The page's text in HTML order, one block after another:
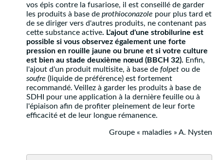
vos épis contre la fusariose, il est conseillé de garder
les produits à base de prothioconazole pour plus tard et
de se diriger vers d'autres produits, ne contenant pas
cette substance active. L'ajout d'une strobilurine est
possible si vous observez également une forte
pression en rouille jaune ou brune et si votre culture
est bien au stade deuxième nœud (BBCH 32). Enfin,
l'ajout d'un produit multisite, à base de folpet ou de
soufre (liquide de préférence) est fortement
recommandé. Veillez à garder les produits à base de
SDHI pour une application à la dernière feuille ou à
l'épiaison afin de profiter pleinement de leur forte
efficacité et de leur longue rémanence.
Groupe « maladies » A. Nysten